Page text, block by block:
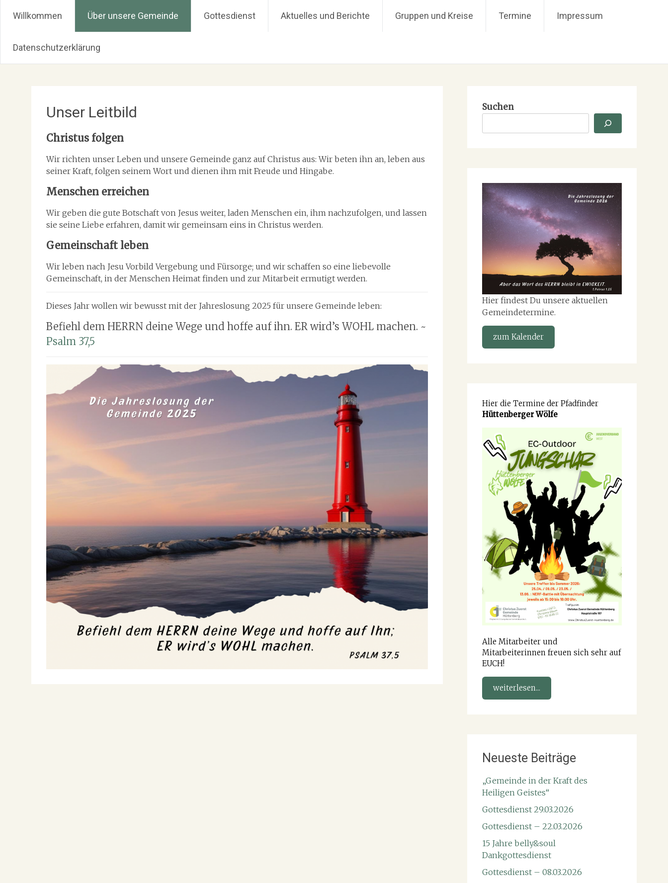
Christus Zuerst Gemeinde Hüttenberg
Willkommen Über unsere Gemeinde Gottesdienst Aktuelles und Berichte Gruppen und Kreise Termine Impressum
Datenschutzerklärung
Unser Leitbild
Christus folgen
Wir richten unser Leben und unsere Gemeinde ganz auf Christus aus: Wir beten ihn an, leben aus
seiner Kraft, folgen seinem Wort und dienen ihm mit Freude und Hingabe.
Menschen erreichen
Wir geben die gute Botschaft von Jesus weiter, laden Menschen ein, ihm nachzufolgen, und lassen
sie seine Liebe erfahren, damit wir gemeinsam eins in Christus werden.
Gemeinschaft leben
Wir leben nach Jesu Vorbild Vergebung und Fürsorge; und wir schaffen so eine liebevolle
Gemeinschaft, in der Menschen Heimat finden und zur Mitarbeit ermutigt werden.
Dieses Jahr wollen wir bewusst mit der Jahreslosung 2025 für unsere Gemeinde leben:
Befiehl dem HERRN deine Wege und hoffe auf ihn. ER wird’s WOHL machen. ~
Psalm 37,5
Suchen
Hier findest Du unsere aktuellen
Gemeindetermine.
zum Kalender
Hier die Termine der Pfadfinder
Hüttenberger Wölfe
Alle Mitarbeiter und
Mitarbeiterinnen freuen sich sehr auf
EUCH!
weiterlesen...
Neueste Beiträge
„Gemeinde in der Kraft des
Heiligen Geistes“
Gottesdienst 29.03.2026
Gottesdienst – 22.03.2026
15 Jahre belly&soul
Dankgottesdienst
Gottesdienst – 08.03.2026